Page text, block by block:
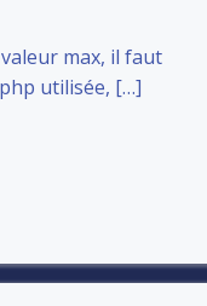
max, il faut
utilisée, […]